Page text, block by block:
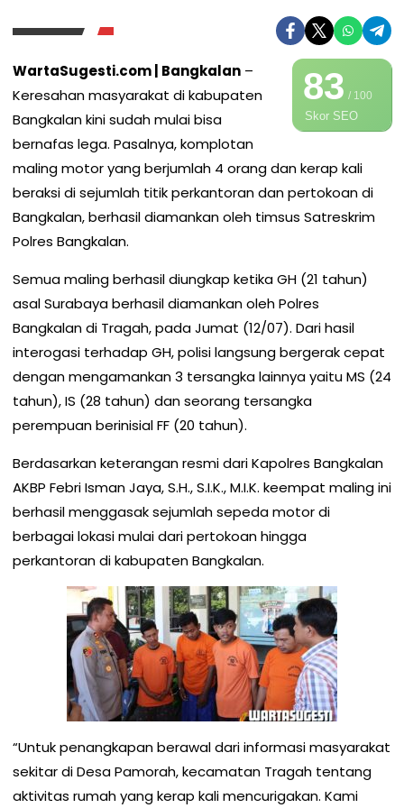
83/ 100
Skor SEO
WartaSugesti.com | Bangkalan –
Keresahan masyarakat di kabupaten
Bangkalan kini sudah mulai bisa
bernafas lega. Pasalnya, komplotan
maling motor yang berjumlah 4 orang dan kerap kali
beraksi di sejumlah titik perkantoran dan pertokoan di
Bangkalan, berhasil diamankan oleh timsus Satreskrim
Polres Bangkalan.
Semua maling berhasil diungkap ketika GH (21 tahun)
asal Surabaya berhasil diamankan oleh Polres
Bangkalan di Tragah, pada Jumat (12/07). Dari hasil
interogasi terhadap GH, polisi langsung bergerak cepat
dengan mengamankan 3 tersangka lainnya yaitu MS (24
tahun), IS (28 tahun) dan seorang tersangka
perempuan berinisial FF (20 tahun).
Berdasarkan keterangan resmi dari Kapolres Bangkalan
AKBP Febri Isman Jaya, S.H., S.I.K., M.I.K. keempat maling ini
berhasil menggasak sejumlah sepeda motor di
berbagai lokasi mulai dari pertokoan hingga
perkantoran di kabupaten Bangkalan.
“Untuk penangkapan berawal dari informasi masyarakat
sekitar di Desa Pamorah, kecamatan Tragah tentang
aktivitas rumah yang kerap kali mencurigakan. Kami